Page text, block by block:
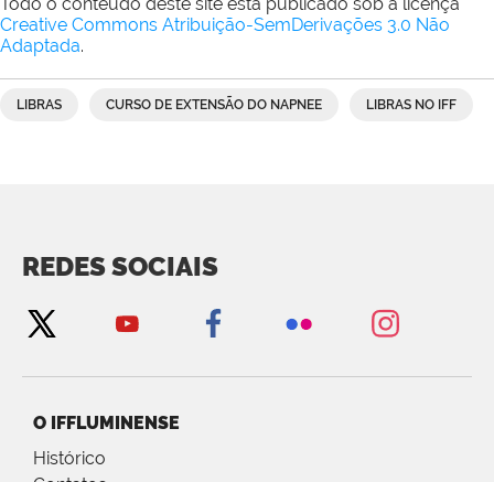
Todo o conteúdo deste site está publicado sob a licença
Creative Commons Atribuição-SemDerivações 3.0 Não
Adaptada.
LIBRAS CURSO DE EXTENSÃO DO NAPNEE LIBRAS NO IFF
REDES SOCIAIS
O IFFLUMINENSE
Histórico